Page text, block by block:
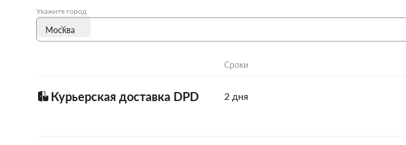
Укажите город
Сроки
Курьерская доставка DPD 2 дня